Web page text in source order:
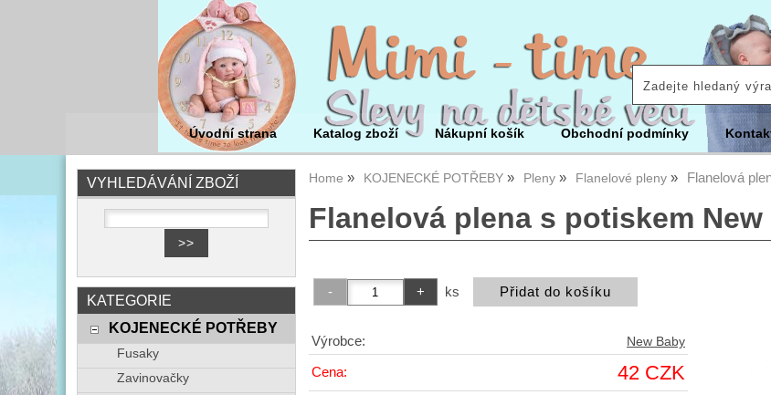
Úvodní strana Katalog zboží Nákupní košík Obchodní podmínky
Home KOJENECKÉ POTŘEBY Pleny Flanelové pleny Flanelová
Flanelová plena s potiskem
ks
Výrobce: New Baby
Cena: 42 CZK
VYHLEDÁVÁNÍ ZBOŽÍ
KATEGORIE
KOJENECKÉ POTŘEBY
Fusaky
Zavinovačky